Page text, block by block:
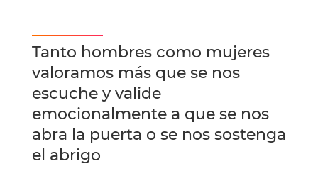
Tanto hombres como mujeres
valoramos más que se nos
escuche y valide
emocionalmente a que se nos
abra la puerta o se nos sostenga
el abrigo